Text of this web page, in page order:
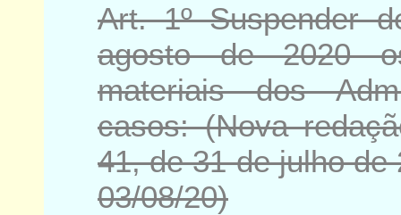
Art. 1º Suspender
agosto de 2020
materiais dos
casos: (Nova
41, de 31 de julho de
03/08/20)